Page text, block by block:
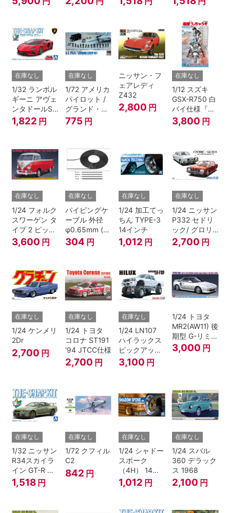
在庫なし
1/32 ランボル
ギーニ アヴェ
ンタドールS
パールレッド
1,822 円
在庫なし
1/72 アメリカ
パイロット /
グランド・ク
ルーセット
775 円
ニッサン・フ
ェアレディ
Z432
2,800 円
在庫なし
1/12 スズキ
GSX-R750 白
バイ仕様『逮
捕しちゃう
ぞ』
3,800 円
在庫なし
1/24 フォルク
スワーゲン タ
イプ 2 ピック
アップ トラッ
ク レッド/ホ
ト
3,600 円
在庫なし
パイピングケ
ーブル 外径
φ0.65mm (ブ
ラック)
304 円
在庫なし
1/24 加工てっ
ちん TYPE-3
14インチ
1,012 円
在庫なし
1/24 ニッサン
P332 セドリ
ック/ グロリ
ア 4HT280E
ブロアム '78
2,700 円
在庫なし
1/24 ケンメリ
2Dr
2,700 円
在庫なし
1/24 トヨタ
コロナ ST191
'94 JTCC仕様
2,700 円
在庫なし
1/24 LN107
ハイラックス
ピックアップ
ダブルキャブ
リフトアップ
3,100 円
1/24 トヨタ
MR2(AW11) 後
期型 G-リミテ
ッド スーパー
チャージャー
3,000 円
在庫なし
1/32 ニッサン
R34スカイラ
イン GT-R ニ
ュル(ミレニア
ムジェイド)
1,518 円
在庫なし
1/72 クフィル
C2
842 円
在庫なし
1/24 シャドー
スポーク
（4H） 14イ
ンチ
1,012 円
在庫なし
1/24 スバル
360 デラック
ス 1968
2,100 円